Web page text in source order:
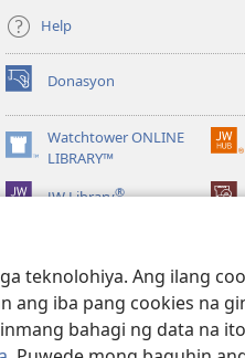
teknolohiya. Ang ilang
iba pang cookies na
bahagi ng data na
Help
Donasyon
(may
bubukas
na
bagong
Watchtower ONLINE
LIBRARY™
(may
bubukas
na
(may
na
JW Library®